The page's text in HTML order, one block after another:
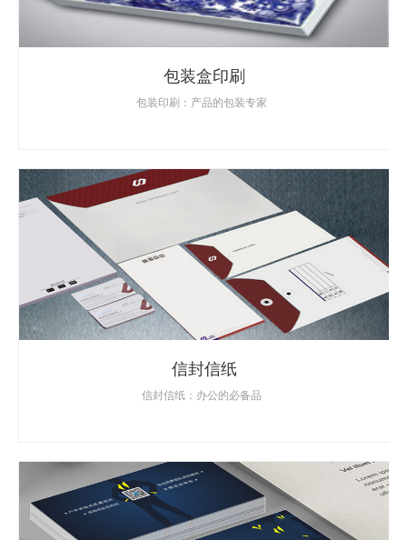
包装盒印刷
包装印刷：产品的包装专家
信封信纸
信封信纸：办公的必备品